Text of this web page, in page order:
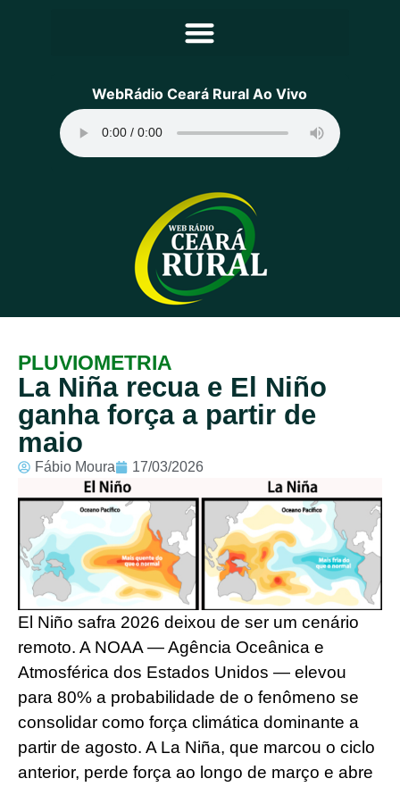
Principal
Programação
Equipe
Contato
Sobre
WebRádio Ceará Rural Ao Vivo
PLUVIOMETRIA
La Niña recua e El Niño
ganha força a partir de
maio
Fábio Moura 17/03/2026
El Niño safra 2026 deixou de ser um cenário
remoto. A NOAA — Agência Oceânica e
Atmosférica dos Estados Unidos — elevou
para 80% a probabilidade de o fenômeno se
consolidar como força climática dominante a
partir de agosto. A La Niña, que marcou o ciclo
anterior, perde força ao longo de março e abre